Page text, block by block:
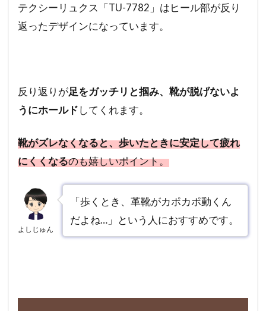
テクシーリュクス「TU-7782」はヒール部が反り
返ったデザインになっています。
反り返りが足をガッチリと掴み、靴が脱げないよ
うにホールドしてくれます。
靴がズレなくなると、歩いたときに安定して疲れ
にくくなるのも嬉しいポイント。
よしじゅん
「歩くとき、革靴がカポカポ動くん
だよね…」という人におすすめです。